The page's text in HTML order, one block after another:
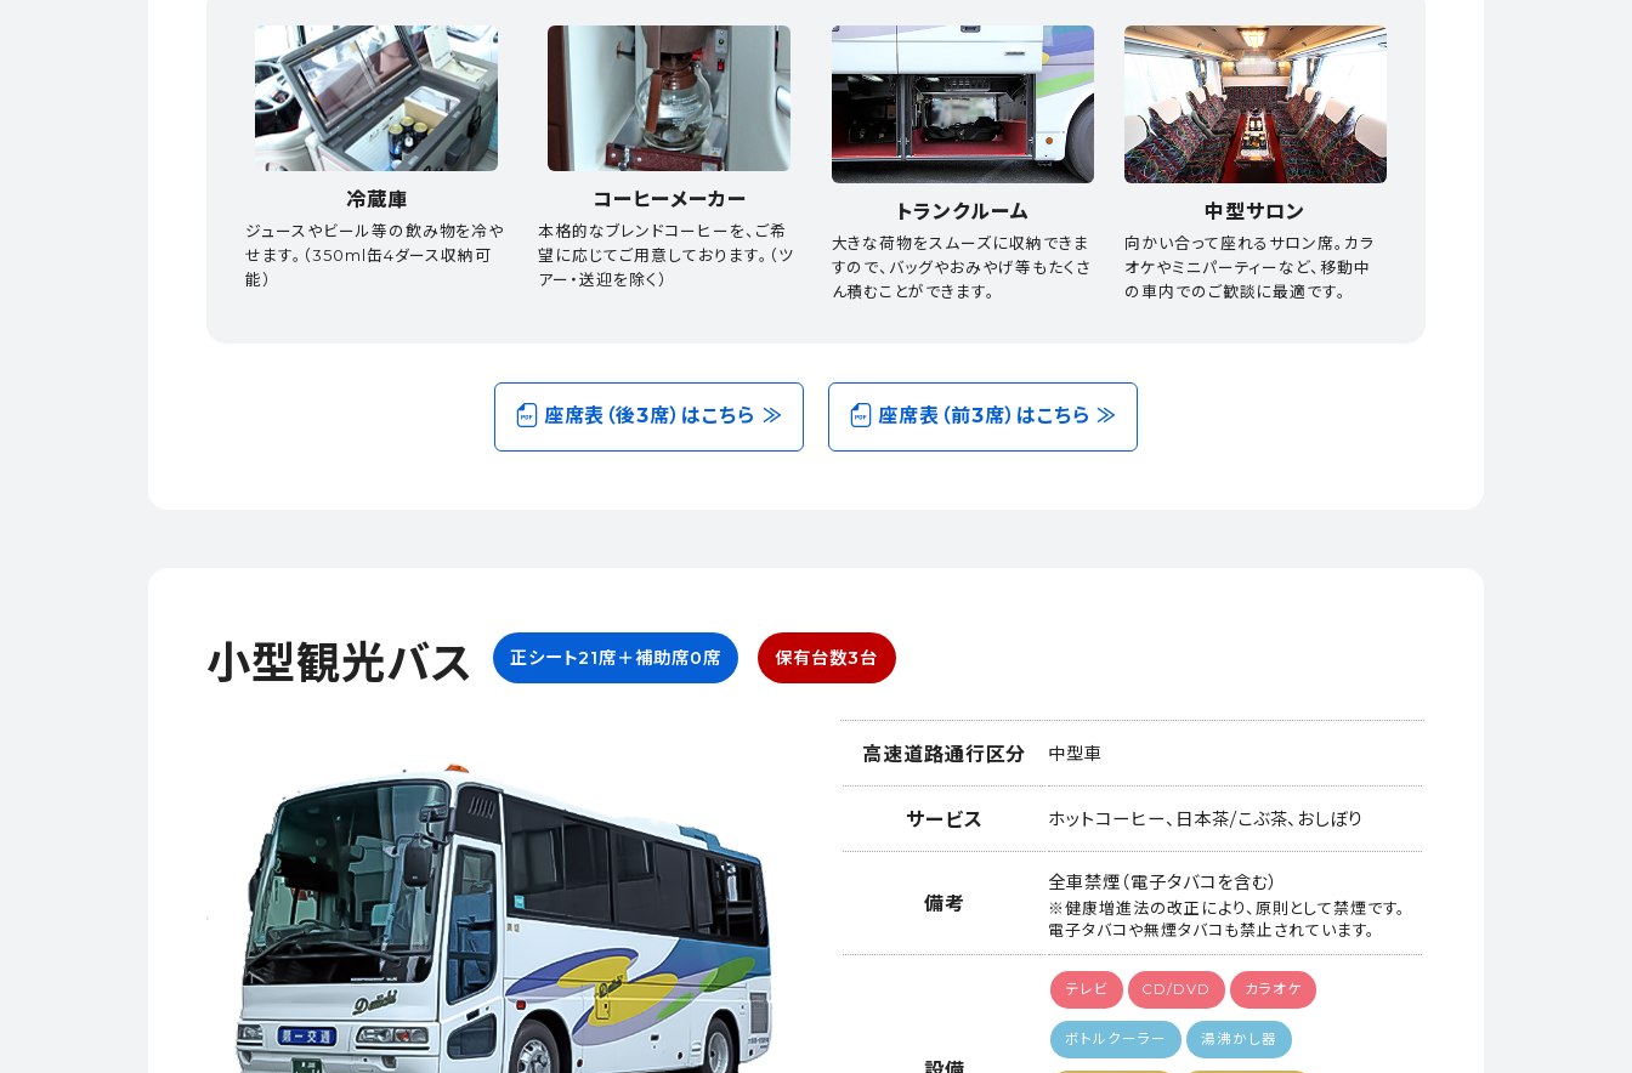
冷蔵庫
ジュースやビール等の飲み物を冷や
せます。（350ml缶4ダース収納可
能）
コーヒーメーカー
本格的なブレンドコーヒーを、ご希
望に応じてご用意しております。（ツ
アー・送迎を除く）
トランクルーム
大きな荷物をスムーズに収納できま
すので、バッグやおみやげ等もたくさ
ん積むことができます。
中型サロン
向かい合って座れるサロン席。カラ
オケやミニパーティーなど、移動中
の車内でのご歓談に最適です。
座席表（後3席）はこちら ≫ 座席表（前3席）はこちら ≫
小型観光バス 正シート21席＋補助席0席 保有台数3台
高速道路通行区分 中型車
サービス ホットコーヒー、日本茶/こぶ茶、おしぼり
備考
全車禁煙（電子タバコを含む）
※健康増進法の改正により、原則として禁煙です。
電子タバコや無煙タバコも禁止されています。
テレビ CD/DVD カラオケ
ボトルクーラー 湯沸かし器